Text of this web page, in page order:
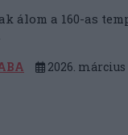
álom a 160-as
2026. március